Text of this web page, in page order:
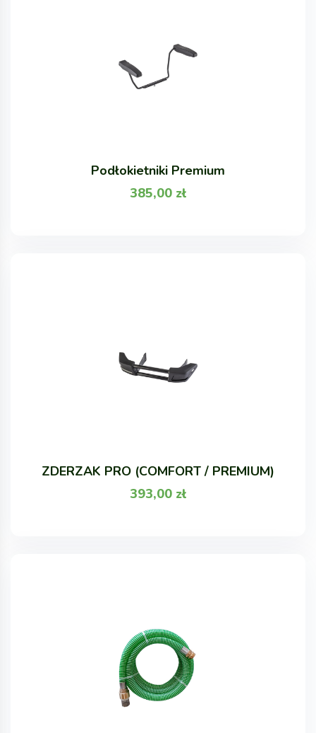
Podłokietniki Premium
385,00 zł
ZDERZAK PRO (COMFORT / PREMIUM)
393,00 zł